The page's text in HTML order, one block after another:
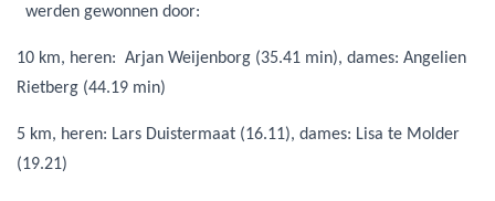
werden gewonnen door:
10 km, heren: Arjan Weijenborg (35.41 min), dames: Angelien
Rietberg (44.19 min)
5 km, heren: Lars Duistermaat (16.11), dames: Lisa te Molder
(19.21)